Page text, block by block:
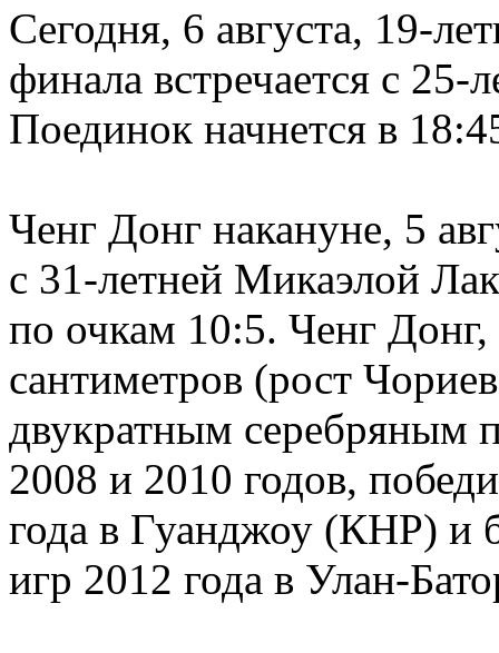
Сегодня, 6 августа, 19-
финала встречается с 25-
Поединок начнется в
Ченг Донг накануне, 5
с 31-летней Микаэлой
по очкам 10:5. Ченг
сантиметров (рост
двукратным серебряным
2008 и 2010 годов,
года в Гуанджоу (КНР) и
игр 2012 года в Улан-